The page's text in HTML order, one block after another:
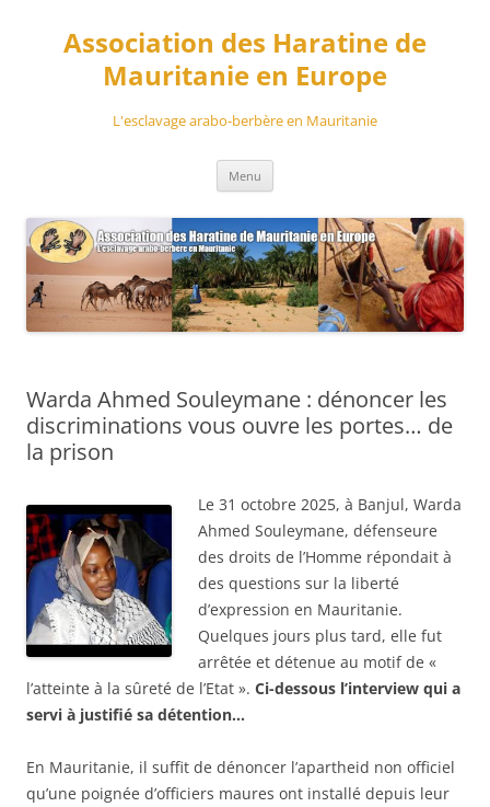
contenuAssociation des Haratine de
Mauritanie en Europe
L'esclavage arabo-berbère en Mauritanie
Menu
Warda Ahmed Souleymane : dénoncer les
discriminations vous ouvre les portes… de
la prison
Le 31 octobre 2025, à Banjul, Warda
Ahmed Souleymane, défenseure
des droits de l’Homme répondait à
des questions sur la liberté
d’expression en Mauritanie.
Quelques jours plus tard, elle fut
arrêtée et détenue au motif de «
l’atteinte à la sûreté de l’Etat ». Ci-dessous l’interview qui a
servi à justifié sa détention…
En Mauritanie, il suffit de dénoncer l’apartheid non officiel
qu’une poignée d’officiers maures ont installé depuis leur